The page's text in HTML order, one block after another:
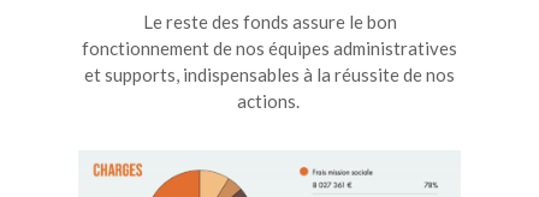
Le reste des fonds assure le bon
fonctionnement de nos équipes administratives
et supports, indispensables à la réussite de nos
actions.